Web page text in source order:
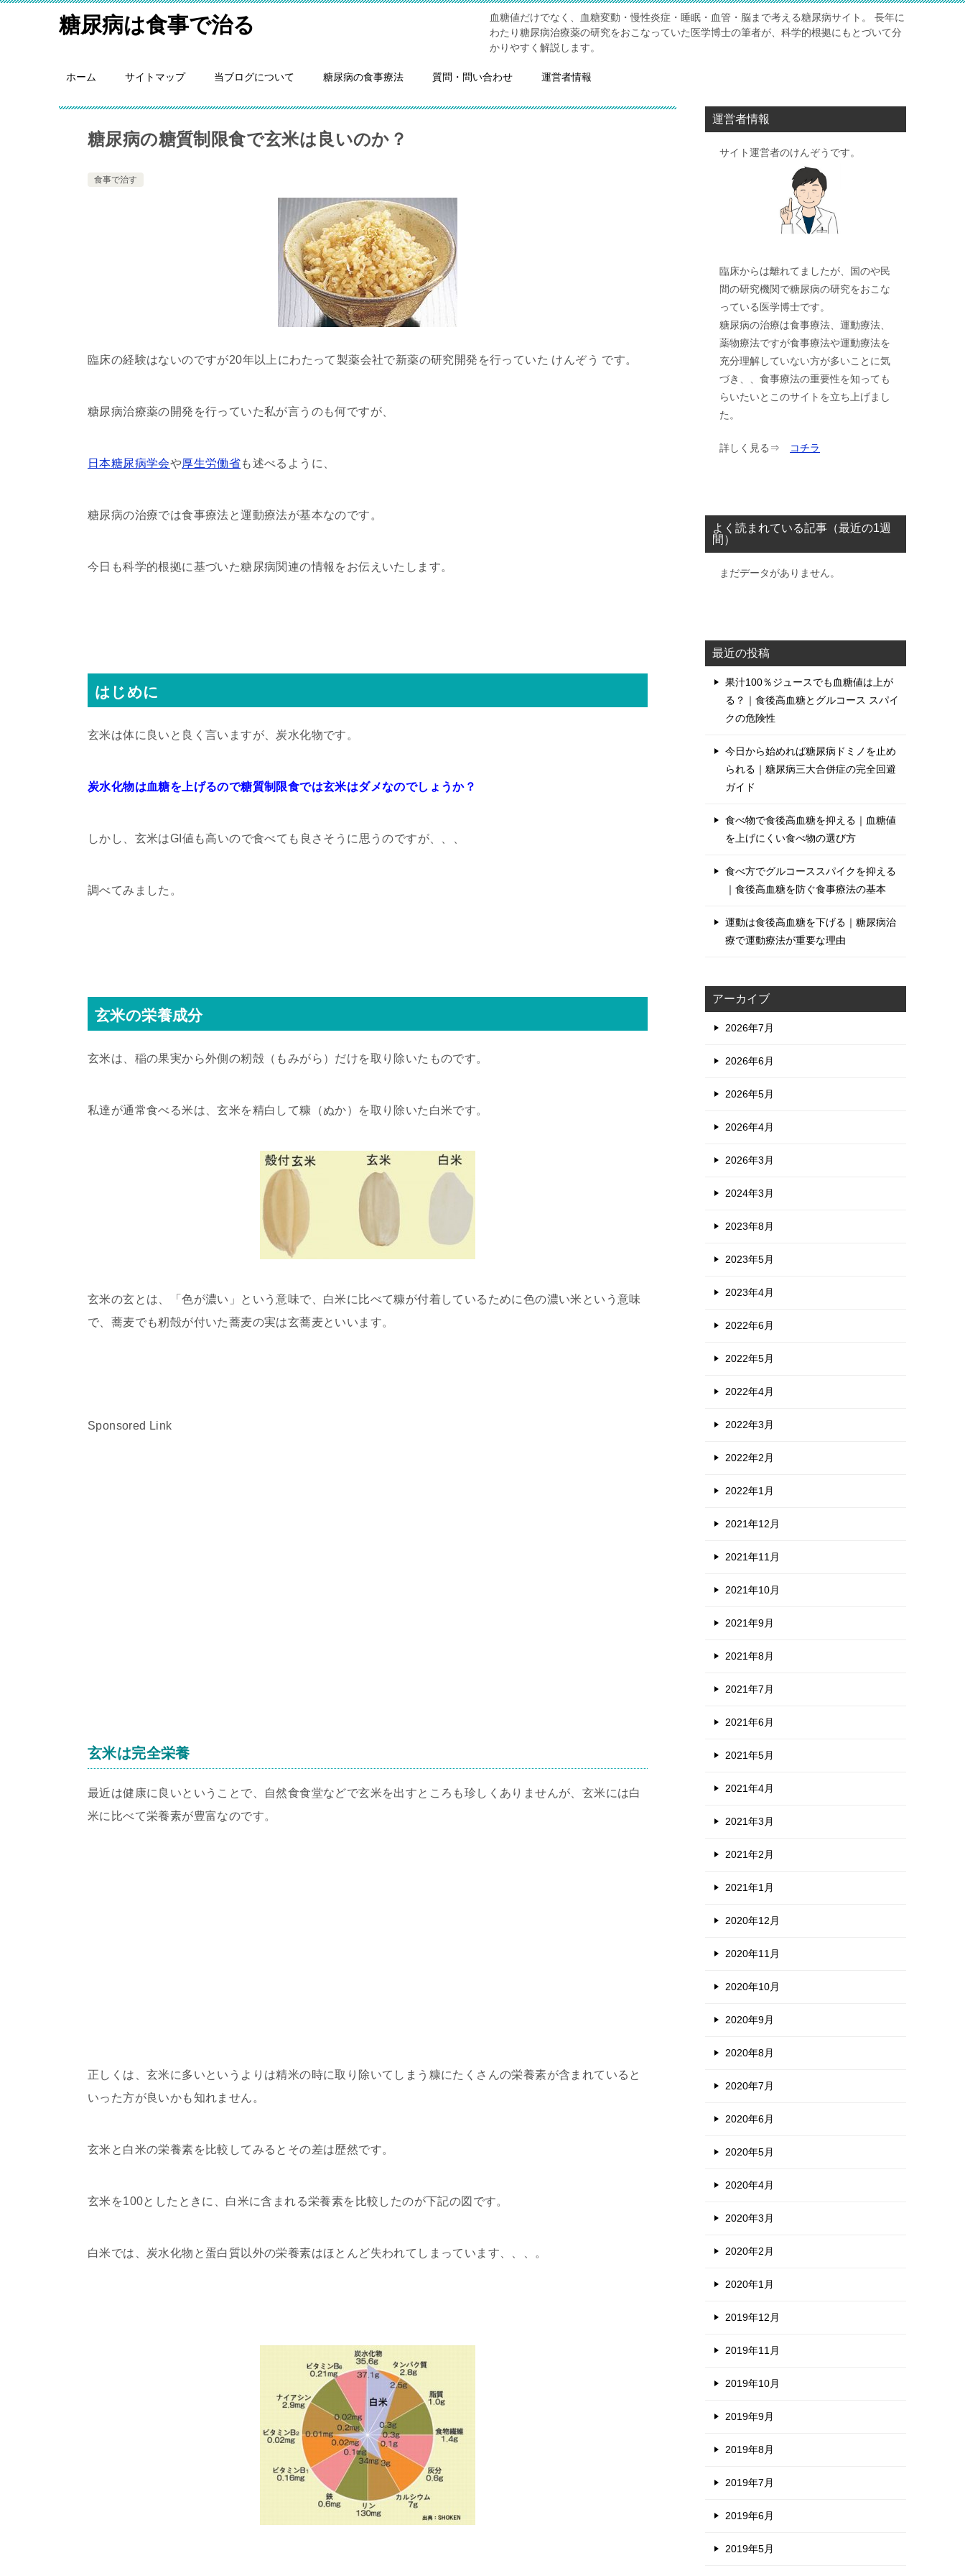
糖尿病は食事で治る
血糖値だけでなく、血糖変動・慢性炎症・睡眠・血管・脳まで考える糖尿病サイト。 長年に
わたり糖尿病治療薬の研究をおこなっていた医学博士の筆者が、科学的根拠にもとづいて分
かりやすく解説します。
ホーム サイトマップ 当ブログについて 糖尿病の食事療法 質問・問い合わせ 運営者情報
糖尿病の糖質制限食で玄米は良いのか？
食事で治す
臨床の経験はないのですが20年以上にわたって製薬会社で新薬の研究開発を行っていた けんぞう です。
糖尿病治療薬の開発を行っていた私が言うのも何ですが、
日本糖尿病学会や厚生労働省も述べるように、
糖尿病の治療では食事療法と運動療法が基本なのです。
今日も科学的根拠に基づいた糖尿病関連の情報をお伝えいたします。
はじめに
玄米は体に良いと良く言いますが、炭水化物です。
炭水化物は血糖を上げるので糖質制限食では玄米はダメなのでしょうか？
しかし、玄米はGI値も高いので食べても良さそうに思うのですが、、、
調べてみました。
玄米の栄養成分
玄米は、稲の果実から外側の籾殻（もみがら）だけを取り除いたものです。
私達が通常食べる米は、玄米を精白して糠（ぬか）を取り除いた白米です。
玄米の玄とは、「色が濃い」という意味で、白米に比べて糠が付着しているために色の濃い米という意味
で、蕎麦でも籾殻が付いた蕎麦の実は玄蕎麦といいます。
Sponsored Link
玄米は完全栄養
最近は健康に良いということで、自然食食堂などで玄米を出すところも珍しくありませんが、玄米には白
米に比べて栄養素が豊富なのです。
正しくは、玄米に多いというよりは精米の時に取り除いてしまう糠にたくさんの栄養素が含まれていると
いった方が良いかも知れません。
玄米と白米の栄養素を比較してみるとその差は歴然です。
玄米を100としたときに、白米に含まれる栄養素を比較したのが下記の図です。
白米では、炭水化物と蛋白質以外の栄養素はほとんど失われてしまっています、、、。
運営者情報
サイト運営者のけんぞうです。
臨床からは離れてましたが、国のや民
間の研究機関で糖尿病の研究をおこな
っている医学博士です。
糖尿病の治療は食事療法、運動療法、
薬物療法ですが食事療法や運動療法を
充分理解していない方が多いことに気
づき、、食事療法の重要性を知っても
らいたいとこのサイトを立ち上げまし
た。
詳しく見る⇒ コチラ
よく読まれている記事（最近の1週
間）
まだデータがありません。
最近の投稿
果汁100％ジュースでも血糖値は上が
る？｜食後高血糖とグルコース スパイ
クの危険性
今日から始めれば糖尿病ドミノを止め
られる｜糖尿病三大合併症の完全回避
ガイド
食べ物で食後高血糖を抑える｜血糖値
を上げにくい食べ物の選び方
食べ方でグルコーススパイクを抑える
｜食後高血糖を防ぐ食事療法の基本
運動は食後高血糖を下げる｜糖尿病治
療で運動療法が重要な理由
アーカイブ
2026年7月
2026年6月
2026年5月
2026年4月
2026年3月
2024年3月
2023年8月
2023年5月
2023年4月
2022年6月
2022年5月
2022年4月
2022年3月
2022年2月
2022年1月
2021年12月
2021年11月
2021年10月
2021年9月
2021年8月
2021年7月
2021年6月
2021年5月
2021年4月
2021年3月
2021年2月
2021年1月
2020年12月
2020年11月
2020年10月
2020年9月
2020年8月
2020年7月
2020年6月
2020年5月
2020年4月
2020年3月
2020年2月
2020年1月
2019年12月
2019年11月
2019年10月
2019年9月
2019年8月
2019年7月
2019年6月
2019年5月